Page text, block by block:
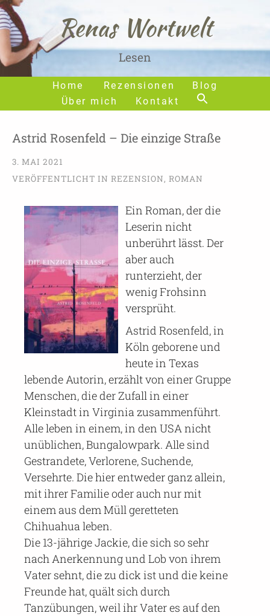
Home Rezensionen
Blog
Über mich
Kontakt
Renas Wortwelt
Lesen
Astrid Rosenfeld – Die einzige Straße
3. MAI 2021
VERÖFFENTLICHT IN REZENSION, ROMAN
Ein Roman, der die
Leserin nicht
unberührt lässt. Der
aber auch
runterzieht, der
wenig Frohsinn
versprüht.
Astrid Rosenfeld, in
Köln geborene und
heute in Texas
lebende Autorin, erzählt von einer Gruppe
Menschen, die der Zufall in einer
Kleinstadt in Virginia zusammenführt.
Alle leben in einem, in den USA nicht
unüblichen, Bungalowpark. Alle sind
Gestrandete, Verlorene, Suchende,
Versehrte. Die hier entweder ganz allein,
mit ihrer Familie oder auch nur mit
einem aus dem Müll geretteten
Chihuahua leben.
Die 13-jährige Jackie, die sich so sehr
nach Anerkennung und Lob von ihrem
Vater sehnt, die zu dick ist und die keine
Freunde hat, quält sich durch
Tanzübungen, weil ihr Vater es auf den